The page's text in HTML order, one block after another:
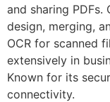
and sharing
design, merging,
OCR for scanned
extensively in
Known for its
connectivity.